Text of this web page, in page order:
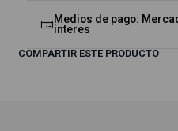
Medios de pago:
interes
COMPARTIR ESTE PRODUCTO